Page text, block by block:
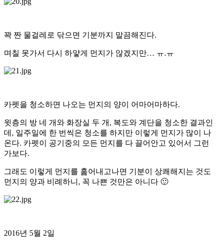
꽉 짠 물걸레로 닦으면 기분까지 말끔해진다.
며칠 못가서 다시 하얗게 먼지가 않겠지만… ㅠ.ㅠ
카펫을 청소하면 나오는 먼지의 양이 어마어마하다.
윗층의 방 네 개와 화장실 두 개, 복도와 계단을 청소한 결과인
데, 일주일에 한 번씩은 청소를 하지만 이렇게 먼지가 많이 나
온다. 카펫이 공기중의 모든 먼지를 다 끌어안고 있어서 그런
가보다.
그래도 이렇게 먼지를 훑어내고나면 기분이 상쾌해지는 것도
먼지의 양과 비례하니, 꼭 나쁜 것만은 아니다 🙂
2016년 5월 2일